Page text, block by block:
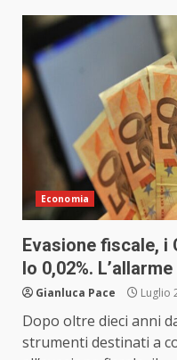
Economia
Evasione fiscale, i
lo 0,02%.
Gianluca Pace Luglio
Dopo oltre dieci anni
strumenti destinati a